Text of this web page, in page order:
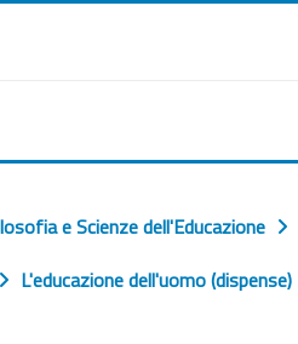
e Scienze dell'Educazione
L'educazione dell'uomo (dispense)